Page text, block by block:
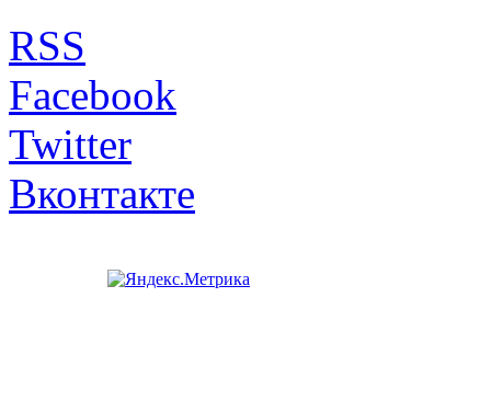
RSS
Facebook
Twitter
Вконтакте